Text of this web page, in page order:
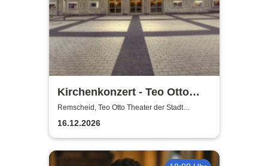
Kirchenkonzert - Teo Otto
Theater der Stadt Remscheid
Remscheid, Teo Otto Theater der Stadt
Remscheid
16.12.2026